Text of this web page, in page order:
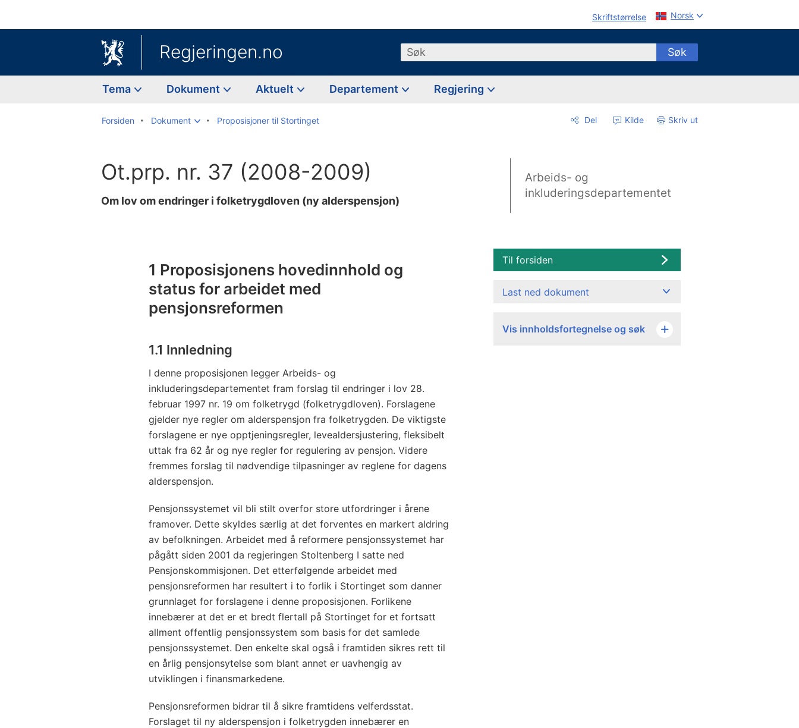
Skriftstørrelse Norsk
Regjeringen.no Søk Søk
Tema Dokument Aktuelt Departement Regjering
Forsiden Dokument Proposisjoner til Stortinget Del Kilde Skriv ut
Ot.prp. nr. 37 (2008-2009)
Om lov om endringer i folketrygdloven (ny alderspensjon)
Arbeids- og
inkluderingsdepartementet
1 Proposisjonens hovedinnhold og
status for arbeidet med
pensjonsreformen
1.1 Innledning
I denne proposisjonen legger Arbeids- og
inkluderingsdepartementet fram forslag til endringer i lov 28.
februar 1997 nr. 19 om folketrygd (folketrygdloven). Forslagene
gjelder nye regler om alderspensjon fra folketrygden. De viktigste
forslagene er nye opptjeningsregler, levealdersjustering, fleksibelt
uttak fra 62 år og nye regler for regulering av pensjon. Videre
fremmes forslag til nødvendige tilpasninger av reglene for dagens
alderspensjon.
Pensjonssystemet vil bli stilt overfor store utfordringer i årene
framover. Dette skyldes særlig at det forventes en markert aldring
av befolkningen. Arbeidet med å reformere pensjonssystemet har
pågått siden 2001 da regjeringen Stoltenberg I satte ned
Pensjonskommisjonen. Det etterfølgende arbeidet med
pensjonsreformen har resultert i to forlik i Stortinget som danner
grunnlaget for forslagene i denne proposisjonen. Forlikene
innebærer at det er et bredt flertall på Stortinget for et fortsatt
allment offentlig pensjonssystem som basis for det samlede
pensjonssystemet. Den enkelte skal også i framtiden sikres rett til
en årlig pensjonsytelse som blant annet er uavhengig av
utviklingen i finansmarkedene.
Pensjonsreformen bidrar til å sikre framtidens velferdsstat.
Forslaget til ny alderspensjon i folketrygden innebærer en
Til forsiden
Last ned dokument
Vis innholdsfortegnelse og søk